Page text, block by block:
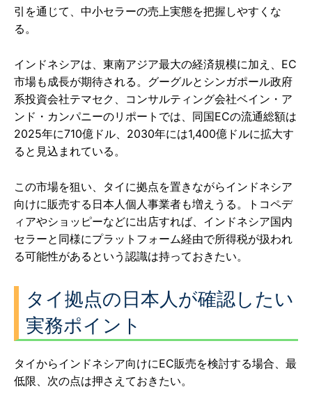
引を通じて、中小セラーの売上実態を把握しやすくな
る。
インドネシアは、東南アジア最大の経済規模に加え、EC
市場も成長が期待される。グーグルとシンガポール政府
系投資会社テマセク、コンサルティング会社ベイン・ア
ンド・カンパニーのリポートでは、同国ECの流通総額は
2025年に710億ドル、2030年には1,400億ドルに拡大す
ると見込まれている。
この市場を狙い、タイに拠点を置きながらインドネシア
向けに販売する日本人個人事業者も増えうる。トコペデ
ィアやショッピーなどに出店すれば、インドネシア国内
セラーと同様にプラットフォーム経由で所得税が扱われ
る可能性があるという認識は持っておきたい。
タイ拠点の日本人が確認したい
実務ポイント
タイからインドネシア向けにEC販売を検討する場合、最
低限、次の点は押さえておきたい。